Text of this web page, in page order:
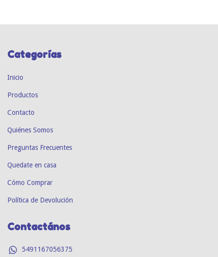
Categorías
Inicio
Productos
Contacto
Quiénes Somos
Preguntas Frecuentes
Quedate en casa
Cómo Comprar
Política de Devolución
Contactános
5491167056375